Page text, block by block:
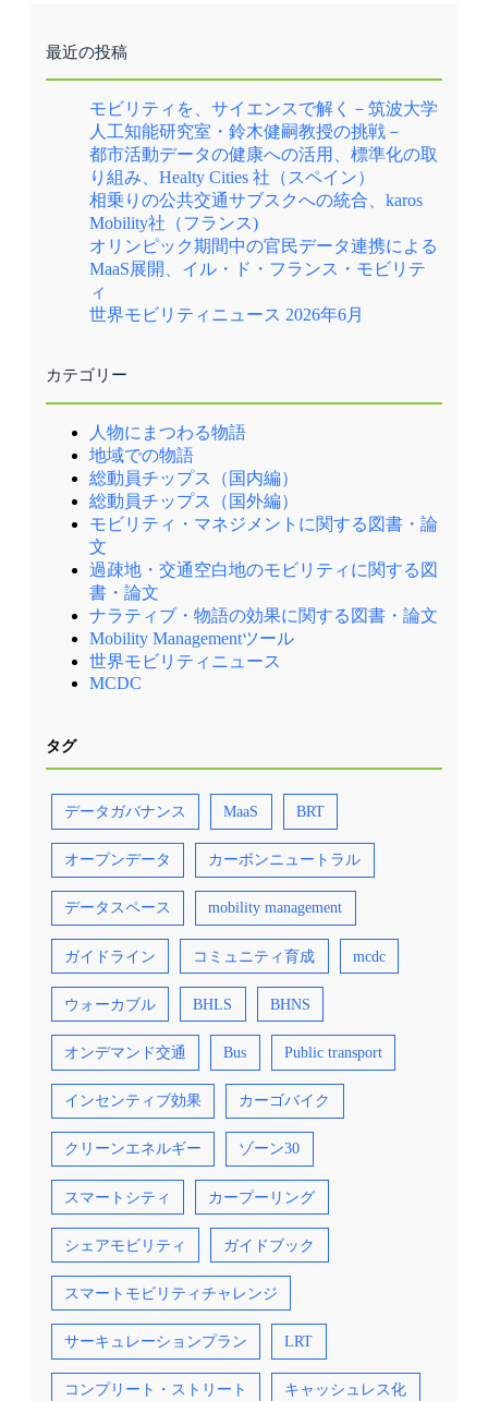
最近の投稿
モビリティを、サイエンスで解く－筑波大学
人工知能研究室・鈴木健嗣教授の挑戦－
都市活動データの健康への活用、標準化の取
り組み、Healty Cities 社（スペイン）
相乗りの公共交通サブスクへの統合、karos
Mobility社（フランス)
オリンピック期間中の官民データ連携による
MaaS展開、イル・ド・フランス・モビリテ
ィ
世界モビリティニュース 2026年6月
カテゴリー
人物にまつわる物語
地域での物語
総動員チップス（国内編）
総動員チップス（国外編）
モビリティ・マネジメントに関する図書・論
文
過疎地・交通空白地のモビリティに関する図
書・論文
ナラティブ・物語の効果に関する図書・論文
Mobility Managementツール
世界モビリティニュース
MCDC
タグ
データガバナンス MaaS BRT
オープンデータ カーボンニュートラル
データスペース mobility management
ガイドライン コミュニティ育成 mcdc
ウォーカブル BHLS BHNS
オンデマンド交通 Bus Public transport
インセンティブ効果 カーゴバイク
クリーンエネルギー ゾーン30
スマートシティ カープーリング
シェアモビリティ ガイドブック
スマートモビリティチャレンジ
サーキュレーションプラン LRT
コンプリート・ストリート キャッシュレス化